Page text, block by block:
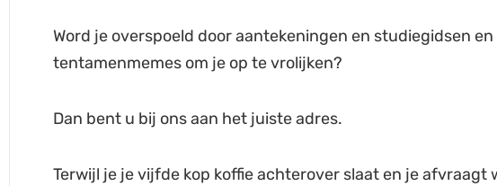
Word je overspoeld door aantekeningen en studiegidsen
tentamenmemes om je op te vrolijken?
Dan bent u bij ons aan het juiste adres.
Terwijl je je vijfde kop koffie achterover slaat en je afvraagt